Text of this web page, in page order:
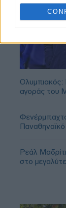
Ολυμπιακός:
αγοράς του
Παναθηναϊκό
Ρεάλ
στο